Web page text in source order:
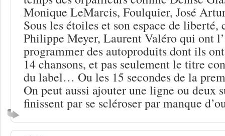
Monique LeMarcis, Foulquier, José
Sous les étoiles et son espace de liberté,
Philippe Meyer, Laurent Valéro qui ont
programmer des autoproduits dont ils
14 chansons, et pas seulement le titre
du label… Ou les 15 secondes de la
On peut aussi ajouter une ligne ou deux
finissent par se scléroser par manque